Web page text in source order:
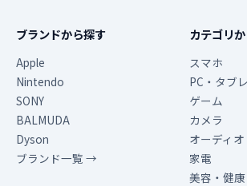
ブランドから探す
Apple
Nintendo
SONY
BALMUDA
Dyson
ブランド一覧 →
カテゴリ
スマホ
PC・タブ
ゲーム
カメラ
オーディオ
家電
美容・健康